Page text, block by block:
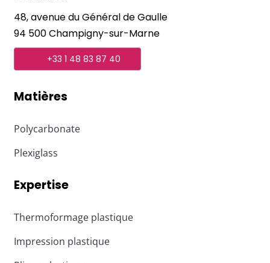
48, avenue du Général de Gaulle
94 500 Champigny-sur-Marne
+33 1 48 83 87 40
Matières
Polycarbonate
Plexiglass
Expertise
Thermoformage plastique
Impression plastique